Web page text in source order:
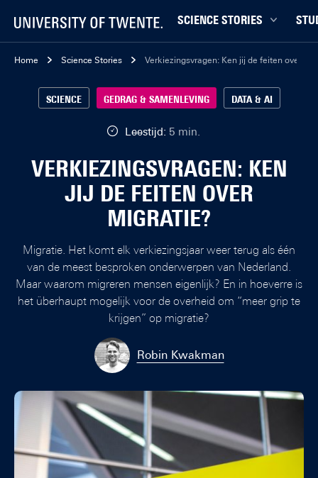
SCIENCE STORIES
Chiptechnologie
Gedrag & samenleving
Gezondheid
Natuurkunde & materialen
Robotica
Veiligheid
Home Science Stories Verkiezingsvragen: Ken jij de feiten over
Leestijd: 5 min.
SCIENCE GEDRAG & SAMENLEVING DATA & AI
VERKIEZINGSVRAGEN: KEN
JIJ DE FEITEN OVER
MIGRATIE?
Migratie. Het komt elk verkiezingsjaar weer terug als één
van de meest besproken onderwerpen van Nederland.
Maar waarom migreren mensen eigenlijk? En in hoeverre is
het überhaupt mogelijk voor de overheid om “meer grip te
krijgen” op migratie?
Robin Kwakman